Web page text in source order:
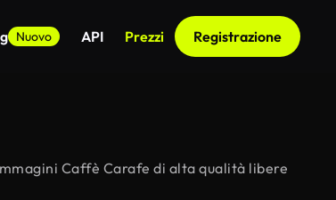
Nuovo API Prezzi Registrazione
Caffè Carafe di alta qualità libere